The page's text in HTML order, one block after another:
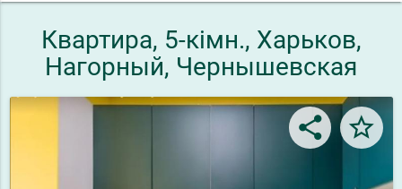
Квартира, 5-кімн., Харьков,
Нагорный, Чернышевская
share star_border